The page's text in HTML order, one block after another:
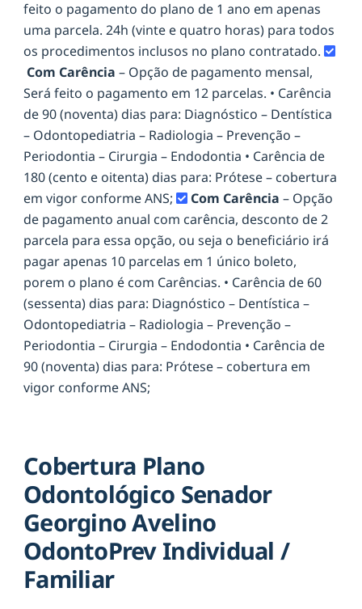
feito o pagamento do plano de 1 ano em apenas
uma parcela. 24h (vinte e quatro horas) para todos
os procedimentos inclusos no plano contratado.
Com Carência – Opção de pagamento mensal,
Será feito o pagamento em 12 parcelas. • Carência
de 90 (noventa) dias para: Diagnóstico – Dentística
– Odontopediatria – Radiologia – Prevenção –
Periodontia – Cirurgia – Endodontia • Carência de
180 (cento e oitenta) dias para: Prótese – cobertura
em vigor conforme ANS;
Com Carência – Opção
de pagamento anual com carência, desconto de 2
parcela para essa opção, ou seja o beneficiário irá
pagar apenas 10 parcelas em 1 único boleto,
porem o plano é com Carências. • Carência de 60
(sessenta) dias para: Diagnóstico – Dentística –
Odontopediatria – Radiologia – Prevenção –
Periodontia – Cirurgia – Endodontia • Carência de
90 (noventa) dias para: Prótese – cobertura em
vigor conforme ANS;
Cobertura Plano
Odontológico Senador
Georgino Avelino
OdontoPrev Individual /
Familiar